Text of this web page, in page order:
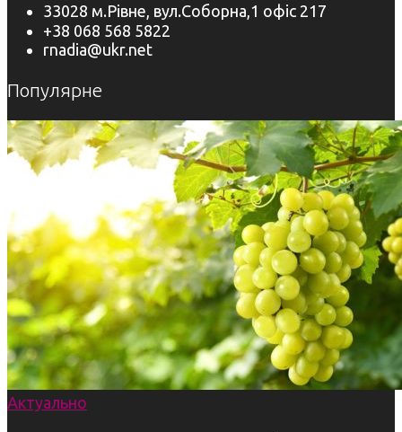
33028 м.Рівне, вул.Соборна,1 офіс 217
+38 068 568 5822
rnadia@ukr.net
Популярне
Актуально